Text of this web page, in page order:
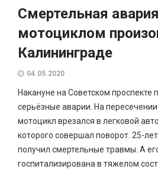
Смертельная
мотоциклом
Калининграде
04.05.2020
Накануне на Советском проспекте
серьёзные аварии. На
мотоцикл врезался в легковой
которого совершал поворот. 25-
получил смертельные травмы. А
госпитализирована в тяжелом